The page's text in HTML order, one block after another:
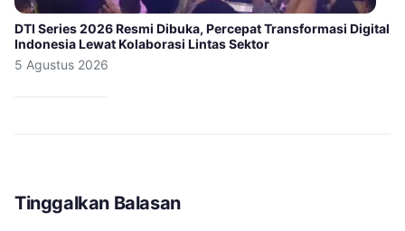
DTI Series 2026 Resmi Dibuka, Percepat Transformasi Digital
Indonesia Lewat Kolaborasi Lintas Sektor
5 Agustus 2026
Tinggalkan Balasan